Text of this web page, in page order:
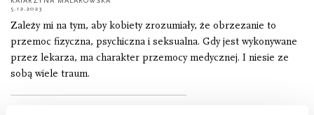
5.12.2023
Zależy mi na tym, aby kobiety zrozumiały, że obrzezanie to
przemoc fizyczna, psychiczna i seksualna. Gdy jest wykonywane
przez lekarza, ma charakter przemocy medycznej. I niesie ze
sobą wiele traum.